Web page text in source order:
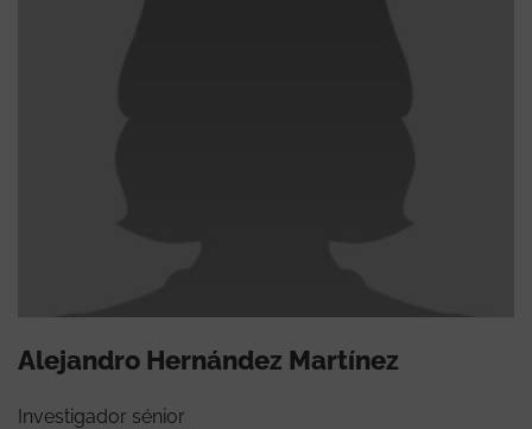
Alejandro Hernández Martínez
Investigador sénior